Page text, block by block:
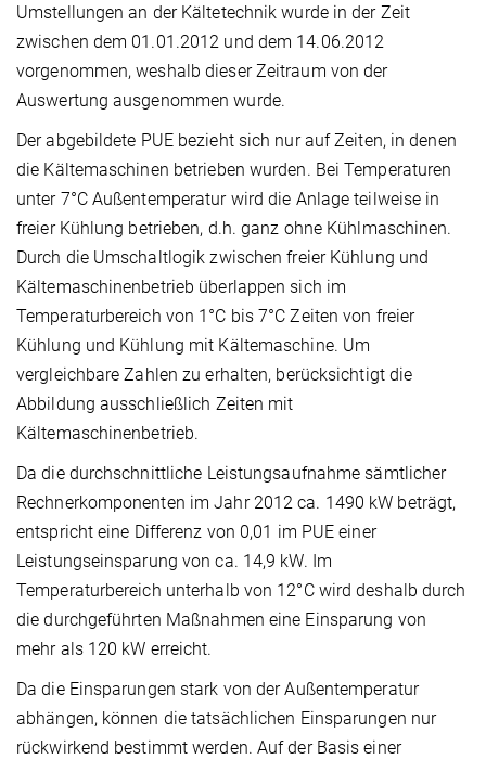
Umstellungen an der Kältetechnik wurde in der Zeit
zwischen dem 01.01.2012 und dem 14.06.2012
vorgenommen, weshalb dieser Zeitraum von der
Auswertung ausgenommen wurde.
Der abgebildete PUE bezieht sich nur auf Zeiten, in denen
die Kältemaschinen betrieben wurden. Bei Temperaturen
unter 7°C Außentemperatur wird die Anlage teilweise in
freier Kühlung betrieben, d.h. ganz ohne Kühlmaschinen.
Durch die Umschaltlogik zwischen freier Kühlung und
Kältemaschinenbetrieb überlappen sich im
Temperaturbereich von 1°C bis 7°C Zeiten von freier
Kühlung und Kühlung mit Kältemaschine. Um
vergleichbare Zahlen zu erhalten, berücksichtigt die
Abbildung ausschließlich Zeiten mit
Kältemaschinenbetrieb.
Da die durchschnittliche Leistungsaufnahme sämtlicher
Rechnerkomponenten im Jahr 2012 ca. 1490 kW beträgt,
entspricht eine Differenz von 0,01 im PUE einer
Leistungseinsparung von ca. 14,9 kW. Im
Temperaturbereich unterhalb von 12°C wird deshalb durch
die durchgeführten Maßnahmen eine Einsparung von
mehr als 120 kW erreicht.
Da die Einsparungen stark von der Außentemperatur
abhängen, können die tatsächlichen Einsparungen nur
rückwirkend bestimmt werden. Auf der Basis einer